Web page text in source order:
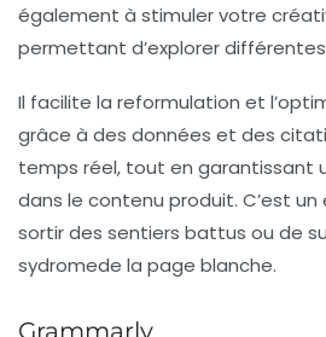
également à stimuler votre
permettant d’explorer
Il facilite la reformulation et
grâce à des données et des
temps réel, tout en garantissant
dans le contenu produit. C’est
sortir des sentiers battus ou de
sydromede la page blanche.
Grammarly